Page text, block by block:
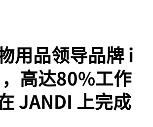
用品领导品牌 i
高达80%工作
JANDI 上完成